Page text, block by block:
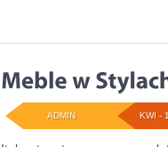
KWI -
ADMIN